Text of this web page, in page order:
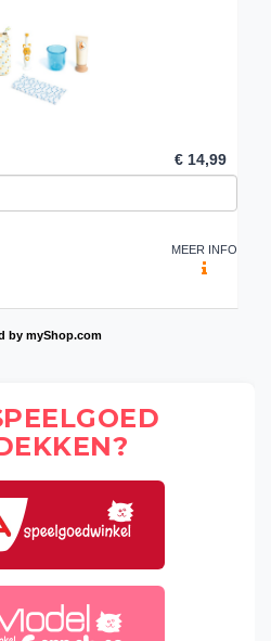
€ 14,99
MEER INFO
by myShop.com